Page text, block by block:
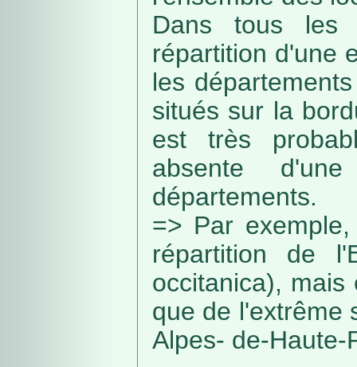
Dans tous les
répartition d'une
les
situés sur la
est très
absente
départements.
=> Par
répartition de
occitanica),
que de l'extrême
Alpes- de-Haute-